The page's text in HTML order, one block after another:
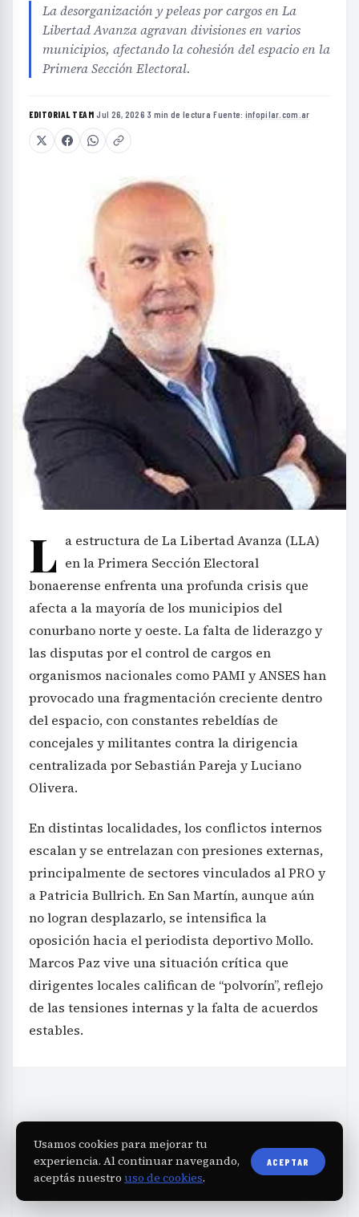
La desorganización y peleas por cargos en La
Libertad Avanza agravan divisiones en varios
municipios, afectando la cohesión del espacio en la
Primera Sección Electoral.
EDITORIAL TEAM·Jul 26, 2026·3 min de lectura·Fuente: infopilar.com.ar
L a estructura de La Libertad Avanza (LLA)
en la Primera Sección Electoral
bonaerense enfrenta una profunda crisis que
afecta a la mayoría de los municipios del
conurbano norte y oeste. La falta de liderazgo y
las disputas por el control de cargos en
organismos nacionales como PAMI y ANSES han
provocado una fragmentación creciente dentro
del espacio, con constantes rebeldías de
concejales y militantes contra la dirigencia
centralizada por Sebastián Pareja y Luciano
Olivera.
En distintas localidades, los conflictos internos
escalan y se entrelazan con presiones externas,
principalmente de sectores vinculados al PRO y
a Patricia Bullrich. En San Martín, aunque aún
no logran desplazarlo, se intensifica la
oposición hacia el periodista deportivo Mollo.
Marcos Paz vive una situación crítica que
dirigentes locales califican de “polvorín”, reflejo
de las tensiones internas y la falta de acuerdos
estables.
Usamos cookies para mejorar tu
experiencia. Al continuar navegando,
aceptás nuestro uso de cookies.
ACEPTAR